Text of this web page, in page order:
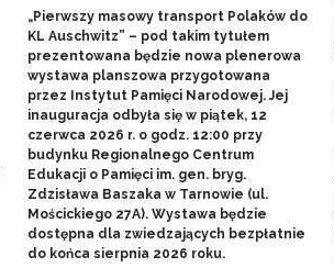
„Pierwszy masowy transport Polaków do
KL Auschwitz” – pod takim tytułem
prezentowana będzie nowa plenerowa
wystawa planszowa przygotowana
przez Instytut Pamięci Narodowej. Jej
inauguracja odbyła się w piątek, 12
czerwca 2026 r. o godz. 12:00 przy
budynku Regionalnego Centrum
Edukacji o Pamięci im. gen. bryg.
Zdzisława Baszaka w Tarnowie (ul.
Mościckiego 27A). Wystawa będzie
dostępna dla zwiedzających bezpłatnie
do końca sierpnia 2026 roku.